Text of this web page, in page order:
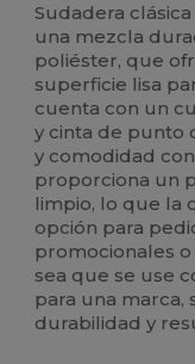
Sudadera
una mezcla
poliéster, que
superficie lisa
cuenta con un
y cinta de punto
y comodidad
proporciona un
limpio, lo que la
opción para
promocionales o
sea que se use
para una marca,
durabilidad y